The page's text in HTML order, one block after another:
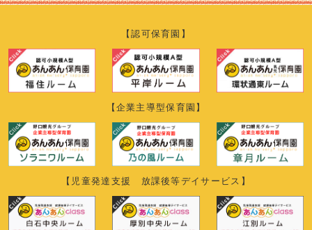
【認可保育園】
【企業主導型保育園】
【児童発達支援 放課後等デイサービス】